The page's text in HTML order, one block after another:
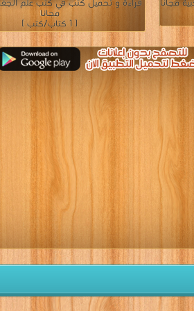
مجانا
[ 1 كتاب/كتب ]